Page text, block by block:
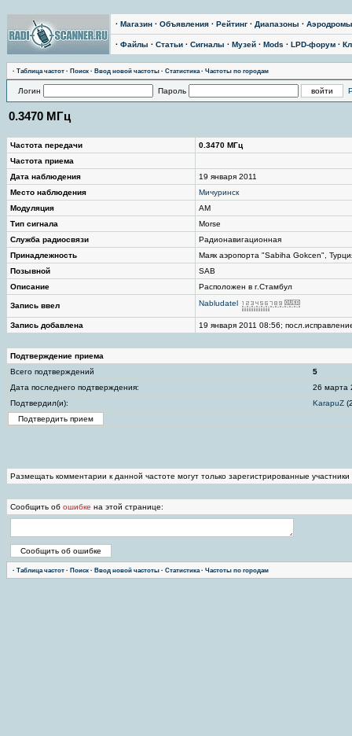
· Магазин · Объявления · Рейтинг · Диапазоны · Аэродромы
· Файлы · Статьи · Сигналы · Музей · Mods · LPD-форум ·
· Таблица частот · Поиск · Ввод новой частоты · Статистика· Частоты по городам
Логин Пароль
0.3470 МГц
Частота передачи
0.3470 МГц
Частота приема
Дата наблюдения
19 января 2011
Место наблюдения
Мичуринск
Модуляция
AM
Тип сигнала
Morse
Служба радиосвязи
Радионавигационная
Принадлежность
Маяк аэропорта "Sabiha Gokcen",
Позывной
SAB
Описание
Расположен в г.Стамбул
Запись ввел Nabludatel
Запись добавлена 19 января 2011 08:56;
Подтверждение приема
Всего подтверждений
5
Дата последнего подтверждения:
26 марта
Подтвердил(и):
KarapuZ
Размещать комментарии к данной частоте могут только зарегистрированные
Сообщить об ошибке на этой странице:
· Таблица частот · Поиск · Ввод новой частоты · Статистика· Частоты по городам